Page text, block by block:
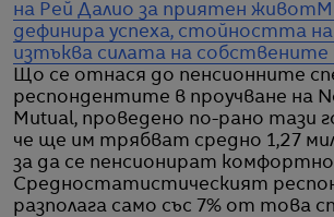
на Рей Далио за приятен живот
дефинира успеха, стойността
изтъква силата на собствените
Що се отнася до пенсионните
респондентите в проучване на
Mutual, проведено по-рано тази
че ще им трябват средно 1,27
за да се пенсионират
Средностатистическият
разполага само със 7% от това